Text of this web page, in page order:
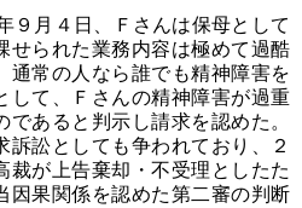
月４日、Ｆさんは保母として
せられた業務内容は極めて過酷
通常の人なら誰でも精神障害を
して、Ｆさんの精神障害が過重
あると判示し請求を認めた。
訴訟としても争われており、２
裁が上告棄却・不受理としたた
因果関係を認めた第二審の判断